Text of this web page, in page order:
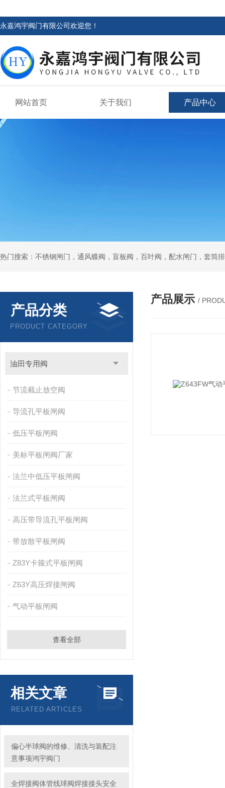
永嘉鸿宇阀门有限公司欢迎您！
网站首页 关于我们 产品中心
热门搜索：不锈钢闸门，通风蝶阀，盲板阀，百叶阀，配水闸门，套筒
产品分类
PRODUCT CATEGORY
油田专用阀
节流截止放空阀
导流孔平板闸阀
低压平板闸阀
美标平板闸阀厂家
法兰中低压平板闸阀
法兰式平板闸阀
高压带导流孔平板闸阀
带放散平板闸阀
Z83Y卡箍式平板闸阀
Z63Y高压焊接闸阀
气动平板闸阀
查看全部
相关文章
RELATED ARTICLES
偏心半球阀的维修、清洗与装配注
意事项鸿宇阀门
全焊接阀体管线球阀焊接接头安全
产品展示 /